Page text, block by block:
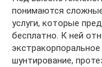
понимаются
услуги, которые
бесплатно. К ней
шунтирование,